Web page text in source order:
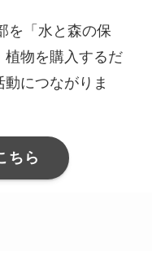
を「水と森の保
植物を購入するだ
につながりま
ちら